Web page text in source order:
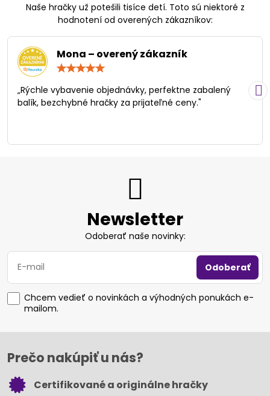
Naše hračky už potešili tisíce detí. Toto sú niektoré z
hodnotení od overených zákazníkov:
Mona – overený zákazník
/
5
„Rýchle vybavenie objednávky, perfektne zabalený
balík, bezchybné hračky za prijateľné ceny."
Newsletter
Odoberať naše novinky:
Odoberať
Chcem vedieť o novinkách a výhodných ponukách e-
mailom.
Prečo nakúpiť u nás?
Certifikované a originálne hračky